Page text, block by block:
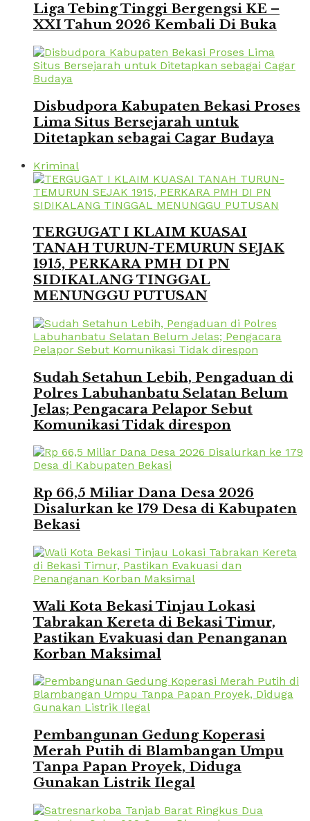
Liga Tebing Tinggi Bergengsi KE –
XXI Tahun 2026 Kembali Di Buka
Disbudpora Kabupaten Bekasi Proses
Lima Situs Bersejarah untuk
Ditetapkan sebagai Cagar Budaya
Kriminal
TERGUGAT I KLAIM KUASAI
TANAH TURUN-TEMURUN SEJAK
1915, PERKARA PMH DI PN
SIDIKALANG TINGGAL
MENUNGGU PUTUSAN
Sudah Setahun Lebih, Pengaduan di
Polres Labuhanbatu Selatan Belum
Jelas; Pengacara Pelapor Sebut
Komunikasi Tidak direspon
Rp 66,5 Miliar Dana Desa 2026
Disalurkan ke 179 Desa di Kabupaten
Bekasi
Wali Kota Bekasi Tinjau Lokasi
Tabrakan Kereta di Bekasi Timur,
Pastikan Evakuasi dan Penanganan
Korban Maksimal
Pembangunan Gedung Koperasi
Merah Putih di Blambangan Umpu
Tanpa Papan Proyek, Diduga
Gunakan Listrik Ilegal